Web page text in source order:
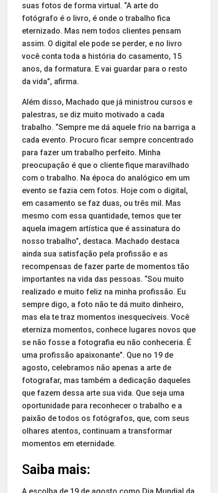
suas fotos de forma virtual. “A arte do
fotógrafo é o livro, é onde o trabalho fica
eternizado. Mas nem todos clientes pensam
assim. O digital ele pode se perder, e no livro
você conta toda a história do casamento, 15
anos, da formatura. E vai guardar para o resto
da vida”, afirma.
Além disso, Machado que já ministrou cursos e
palestras, se diz muito motivado a cada
trabalho. “Sempre me dá aquele frio na barriga a
cada evento. Procuro ficar sempre concentrado
para fazer um trabalho perfeito. Minha
preocupação é que o cliente fique maravilhado
com o trabalho. Na época do analógico em um
evento se fazia cem fotos. Hoje com o digital,
em casamento se faz duas, ou três mil. Mas
mesmo com essa quantidade, temos que ter
aquela imagem artística que é assinatura do
nosso trabalho”, destaca. Machado destaca
ainda sua satisfação pela profissão e as
recompensas de fazer parte de momentos tão
importantes na vida das pessoas. “Sou muito
realizado e muito feliz na minha profissão. Eu
sempre digo, a foto não te dá muito dinheiro,
mas ela te traz momentos inesquecíveis. Você
eterniza momentos, conhece lugares novos que
se não fosse a fotografia eu não conheceria. É
uma profissão apaixonante”. Que no 19 de
agosto, celebramos não apenas a arte de
fotografar, mas também a dedicação daqueles
que fazem dessa arte sua vida. Que seja uma
oportunidade para reconhecer o trabalho e a
paixão de todos os fotógrafos, que, com seus
olhares atentos, continuam a transformar
momentos em eternidade.
Saiba mais: